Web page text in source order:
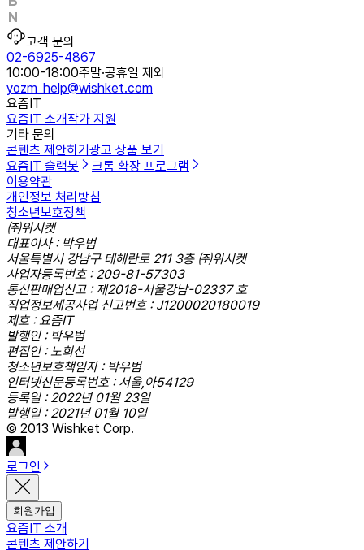
고객 문의
02-6925-4867
10:00-18:00주말·공휴일 제외
yozm_help@wishket.com
요즘IT
요즘IT 소개작가 지원
기타 문의
콘텐츠 제안하기 광고 상품 보기
요즘IT 슬랙봇
크롬 확장 프로그램
이용약관
개인정보 처리방침
청소년보호정책
㈜위시켓
대표이사 : 박우범
서울특별시 강남구 테헤란로 211 3층 ㈜위시켓
사업자등록번호 : 209-81-57303
통신판매업신고 : 제2018-서울강남-02337 호
직업정보제공사업 신고번호 : J1200020180019
제호 : 요즘IT
발행인 : 박우범
편집인 : 노희선
청소년보호책임자 : 박우범
인터넷신문등록번호 : 서울,아54129
등록일 : 2022년 01월 23일
발행일 : 2021년 01월 10일
© 2013 Wishket Corp.
로그인
회원가입
요즘IT 소개
콘텐츠 제안하기